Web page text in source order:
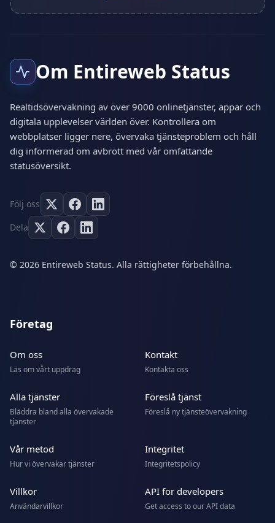
Om Entireweb Status
Realtidsövervakning av över 9000 onlinetjänster, appar och
digitala upplevelser världen över. Kontrollera om
webbplatser ligger nere, övervaka tjänsteproblem och håll
dig informerad om avbrott med vår omfattande
statusöversikt.
Följ oss
Dela
© 2026 Entireweb Status. Alla rättigheter förbehållna.
Företag
Om oss
Läs om vårt uppdrag
Kontakt
Kontakta oss
Alla tjänster
Bläddra bland alla övervakade
tjänster
Föreslå tjänst
Föreslå ny tjänsteövervakning
Vår metod
Hur vi övervakar tjänster
Integritet
Integritetspolicy
Villkor
Användarvillkor
API for developers
Get access to our API data